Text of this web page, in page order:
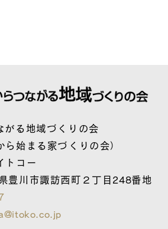
がる地域づくりの会
ら始まる家づくりの会）
トコー
豊川市諏訪西町２丁目248番地